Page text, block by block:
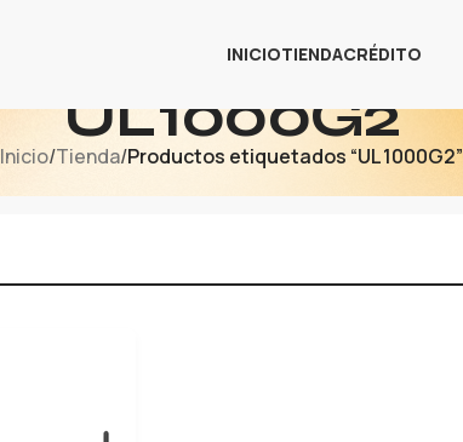
INICIOTIENDACRÉDITO
UL 1000G2
Inicio/Tienda/Productos etiquetados “UL 1000G2”